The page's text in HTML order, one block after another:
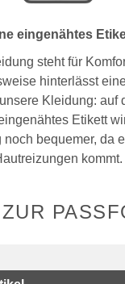
eingenähtes
steht für
hinterlässt
Kleidung: auf
Etikett
bequemer, da
kommt.